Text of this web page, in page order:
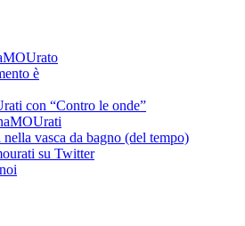
è
con “Contro le onde”
vasca da bagno (del tempo)
su Twitter